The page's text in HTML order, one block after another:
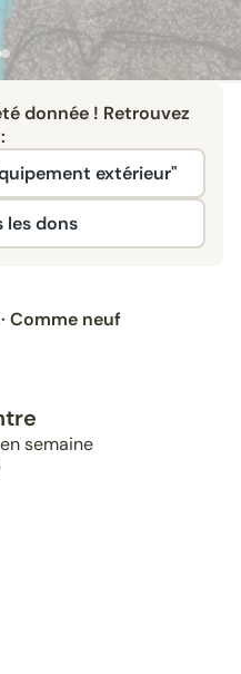
donnée ! Retrouvez
extérieur"
les dons
· Comme neuf
semaine